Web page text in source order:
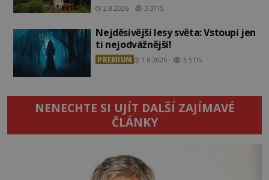
2.8.2026 3.3TIS
Nejděsivější lesy světa: Vstoupí jen
ti nejodvážnější!
PREMIUM 1.8.2026 3.5TIS
NENECHTE SI UJÍT DALŠÍ ZAJÍMAVÉ
ČLÁNKY